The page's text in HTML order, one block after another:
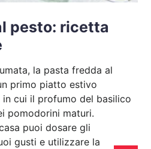
pesto: ricetta
la pasta fredda al
primo piatto estivo
in cui il profumo del basilico
pomodorini maturi.
puoi dosare gli
gusti e utilizzare la